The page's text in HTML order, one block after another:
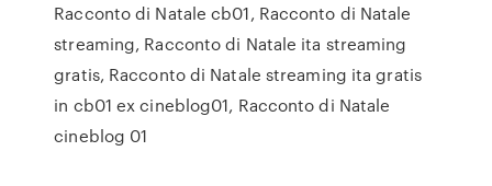
Racconto di Natale cb01, Racconto di Natale
streaming, Racconto di Natale ita streaming
gratis, Racconto di Natale streaming ita gratis
in cb01 ex cineblog01, Racconto di Natale
cineblog 01